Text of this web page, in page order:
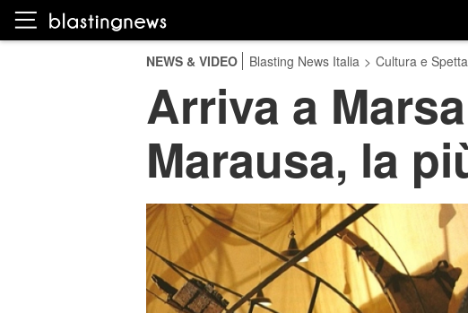
NEWS & VIDEO Blasting News Italia > Cultura e
Arriva a
Marausa, la